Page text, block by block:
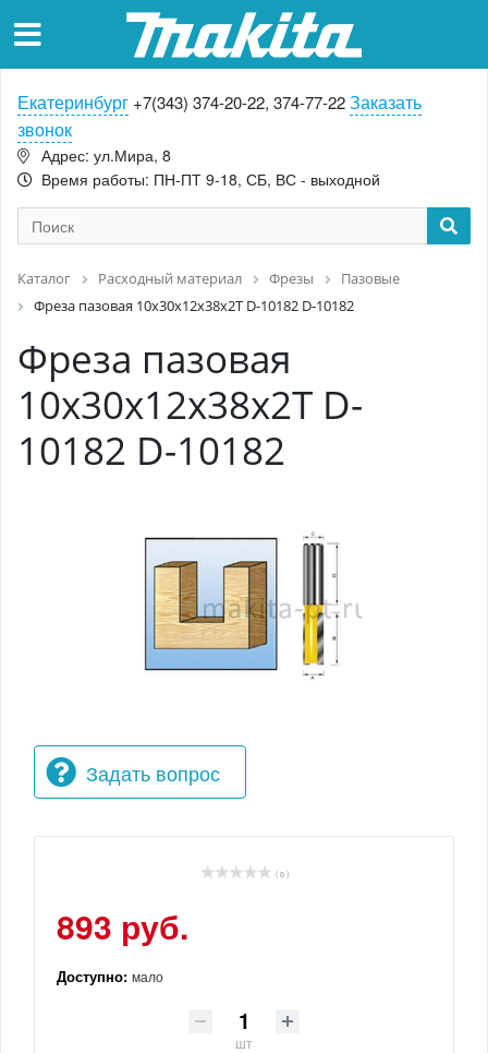
Екатеринбург +7(343) 374-20-22, 374-77-22Заказать
звонок
Адрес: ул.Мира, 8
Время работы: ПН-ПТ 9-18, СБ, ВС - выходной
Каталог Расходный материал Фрезы
Пазовые
Фреза пазовая 10x30x12x38x2T D-10182 D-10182
Фреза пазовая
10x30x12x38x2T D-
10182 D-10182
Задать вопрос
( 0 )
893 руб.
Доступно: мало
шт